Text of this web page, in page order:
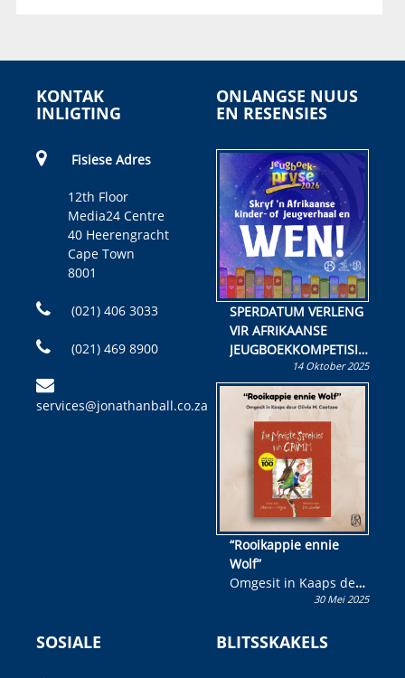
KONTAK
INLIGTING
Fisiese Adres
12th Floor
Media24 Centre
40 Heerengracht
Cape Town
8001
(021) 406 3033
(021) 469 8900
services@jonathanball.co.za
ONLANGSE NUUS
EN RESENSIES
SPERDATUM VERLENG
VIR AFRIKAANSE
JEUGBOEKKOMPETISIE
Skryf ’n jeugboek of
kinderboek en staan ’n
kans om R50 000 te
wen!
14 Oktober 2025
“Rooikappie ennie
Wolf”
Omgesit in Kaaps deur
Olivia M. Coetzee30 Mei 2025
SOSIALE BLITSSKAKELS